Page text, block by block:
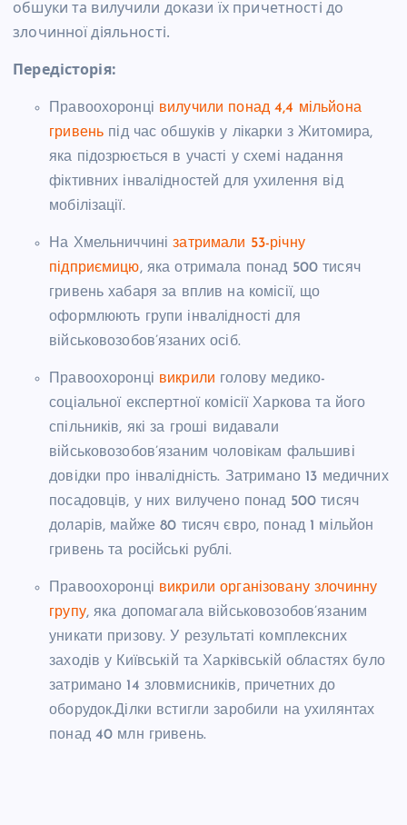
обшуки та вилучили докази їх причетності до
злочинної діяльності.
Передісторія:
Правоохоронці вилучили понад 4,4 мільйона
гривень під час обшуків у лікарки з Житомира,
яка підозрюється в участі у схемі надання
фіктивних інвалідностей для ухилення від
мобілізації.
На Хмельниччині затримали 53-річну
підприємицю, яка отримала понад 500 тисяч
гривень хабаря за вплив на комісії, що
оформлюють групи інвалідності для
військовозобов’язаних осіб.
Правоохоронці викрили голову медико-
соціальної експертної комісії Харкова та його
спільників, які за гроші видавали
військовозобов’язаним чоловікам фальшиві
довідки про інвалідність. Затримано 13 медичних
посадовців, у них вилучено понад 500 тисяч
доларів, майже 80 тисяч євро, понад 1 мільйон
гривень та російські рублі.
Правоохоронці викрили організовану злочинну
групу, яка допомагала військовозобов’язаним
уникати призову. У результаті комплексних
заходів у Київській та Харківській областях було
затримано 14 зловмисників, причетних до
оборудок.Ділки встигли заробили на ухилянтах
понад 40 млн гривень.